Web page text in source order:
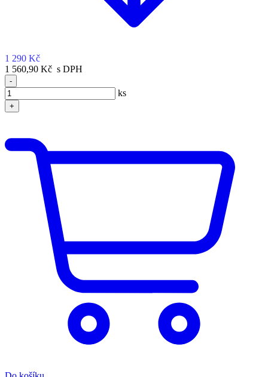
1 290 Kč
1 560,90 Kč s DPH
-
ks
+